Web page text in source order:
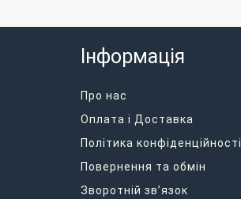
Інформація
Про нас
Оплата і Доставка
Політика конфіденційності
Повернення та обмін
Зворотній зв’язок